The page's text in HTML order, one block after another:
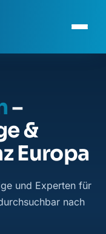
–
&
Europa
und Experten für
nach